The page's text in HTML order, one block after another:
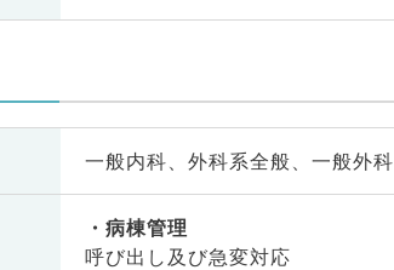
一般内科、外科系全般、一般外科
病棟管理
呼び出し及び急変対応